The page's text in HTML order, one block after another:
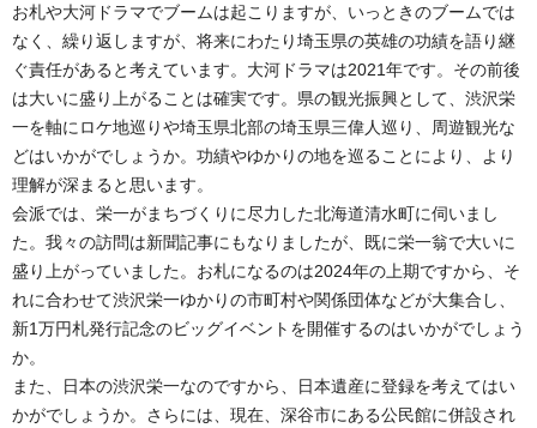
お札や大河ドラマでブームは起こりますが、いっときのブームでは
なく、繰り返しますが、将来にわたり埼玉県の英雄の功績を語り継
ぐ責任があると考えています。大河ドラマは2021年です。その前後
は大いに盛り上がることは確実です。県の観光振興として、渋沢栄
一を軸にロケ地巡りや埼玉県北部の埼玉県三偉人巡り、周遊観光な
どはいかがでしょうか。功績やゆかりの地を巡ることにより、より
理解が深まると思います。
会派では、栄一がまちづくりに尽力した北海道清水町に伺いまし
た。我々の訪問は新聞記事にもなりましたが、既に栄一翁で大いに
盛り上がっていました。お札になるのは2024年の上期ですから、そ
れに合わせて渋沢栄一ゆかりの市町村や関係団体などが大集合し、
新1万円札発行記念のビッグイベントを開催するのはいかがでしょう
か。
また、日本の渋沢栄一なのですから、日本遺産に登録を考えてはい
かがでしょうか。さらには、現在、深谷市にある公民館に併設され